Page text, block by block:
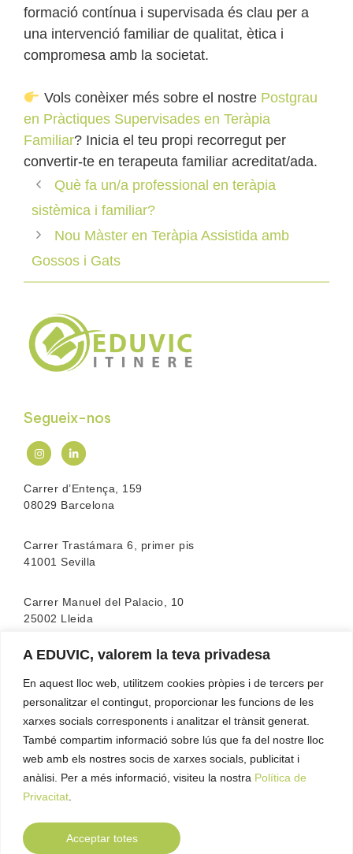
A EDUVIC, valorem la teva privadesa
En aquest lloc web, utilitzem cookies pròpies i de tercers per
personalitzar el contingut, proporcionar les funcions de les
xarxes socials corresponents i analitzar el trànsit generat.
També compartim informació sobre lús que fa del nostre lloc
web amb els nostres socis de xarxes socials, publicitat i
anàlisi. Per a més informació, visiteu la nostra Política de
Privacitat
Acceptar totes
formació contínua i supervisada és clau per a
una intervenció familiar de qualitat, ètica i
compromesa amb la societat.
Vols conèixer més sobre el nostre Postgrau
en Pràctiques Supervisades en Teràpia
Familiar? Inicia el teu propi recorregut per
convertir-te en terapeuta familiar acreditat/ada.
Què fa un/a professional en teràpia
sistèmica i familiar?
Nou Màster en Teràpia Assistida amb
Gossos i Gats
Segueix-nos
Carrer d’Entença, 159
08029 Barcelona
Carrer Trastámara 6, primer pis
41001 Sevilla
Carrer Manuel del Palacio, 10
25002 Lleida
L’escola compta amb l’acreditació de laFEATF
Familiar)